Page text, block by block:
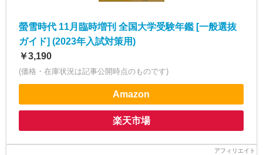
螢雪時代 11月臨時増刊 全国大学受験年鑑 [一般選抜
ガイド] (2023年入試対策用)
￥3,190
(価格・在庫状況は記事公開時点のものです)
Amazon
楽天市場